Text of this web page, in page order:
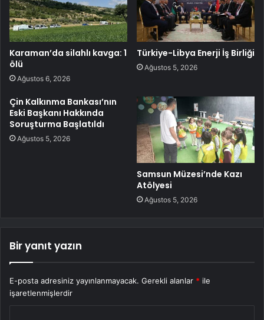
Karaman’da silahlı kavga: 1
ölü
Ağustos 6, 2026
Türkiye-Libya Enerji İş Birliği
Ağustos 5, 2026
Çin Kalkınma Bankası’nın
Eski Başkanı Hakkında
Soruşturma Başlatıldı
Ağustos 5, 2026
Samsun Müzesi’nde Kazı
Atölyesi
Ağustos 5, 2026
Bir yanıt yazın
E-posta adresiniz yayınlanmayacak. Gerekli alanlar * ile
işaretlenmişlerdir